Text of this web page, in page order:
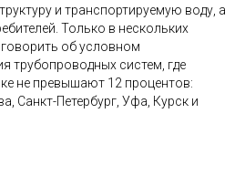
и транспортируемую воду, а
Только в нескольких
об условном
трубопроводных систем, где
не превышают 12 процентов:
Санкт-Петербург, Уфа, Курск и